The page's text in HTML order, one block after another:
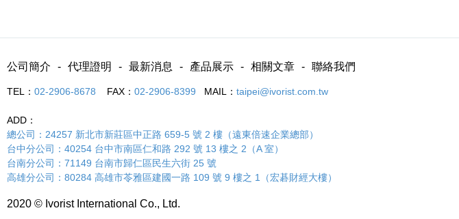
公司簡介 代理證明 最新消息 產品展示 相關文章 聯絡我們
TEL： 02-2906-8678 FAX： 02-2906-8399 MAIL： taipei@ivorist.com.tw
ADD：
總公司：24257 新北市新莊區中正路 659-5 號 2 樓（遠東倍速企業總部）
台中分公司：40254 台中市南區仁和路 292 號 13 樓之 2（A 室）
台南分公司：71149 台南市歸仁區民生六街 25 號
高雄分公司：80284 高雄市苓雅區建國一路 109 號 9 樓之 1（宏碁財經大樓）
2020 © Ivorist International Co., Ltd.